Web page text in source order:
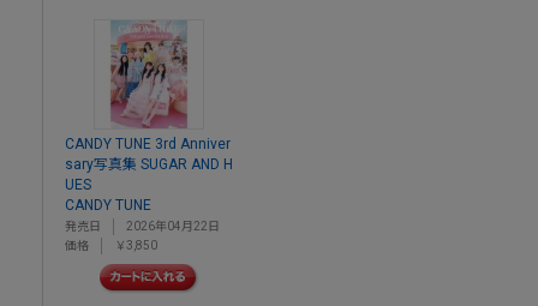
CANDY TUNE 3rd Anniver
sary写真集 SUGAR AND H
UES
CANDY TUNE
発売日
2026年04月22日
価格
￥3,850